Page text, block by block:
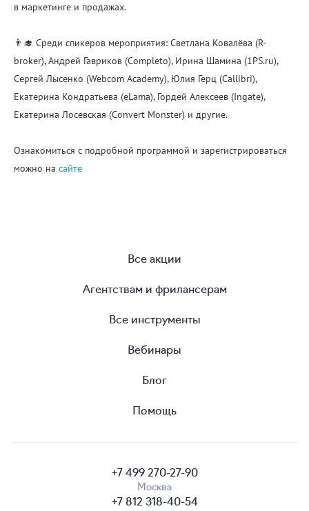
в маркетинге и продажах.
👨‍🎓 Среди спикеров мероприятия: Светлана Ковалёва (R-
broker), Андрей Гавриков (Completo), Ирина Шамина (1PS.ru),
Сергей Лысенко (Webcom Academy), Юлия Герц (Callibri),
Екатерина Кондратьева (eLama), Гордей Алексеев (Ingate),
Екатерина Лосевская (Convert Monster) и другие.
Ознакомиться с подробной программой и зарегистрироваться
можно на сайте
Все акции
Агентствам и фрилансерам
Все инструменты
Вебинары
Блог
Помощь
+7 499 270-27-90
Москва
+7 812 318-40-54